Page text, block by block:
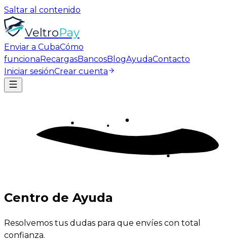
Saltar al contenido
VeltroPay
Enviar a CubaCómo
funcionaRecargasBancosBlogAyudaContacto
Iniciar sesiónCrear cuenta
Centro de Ayuda
Resolvemos tus dudas para que envíes con total
confianza.